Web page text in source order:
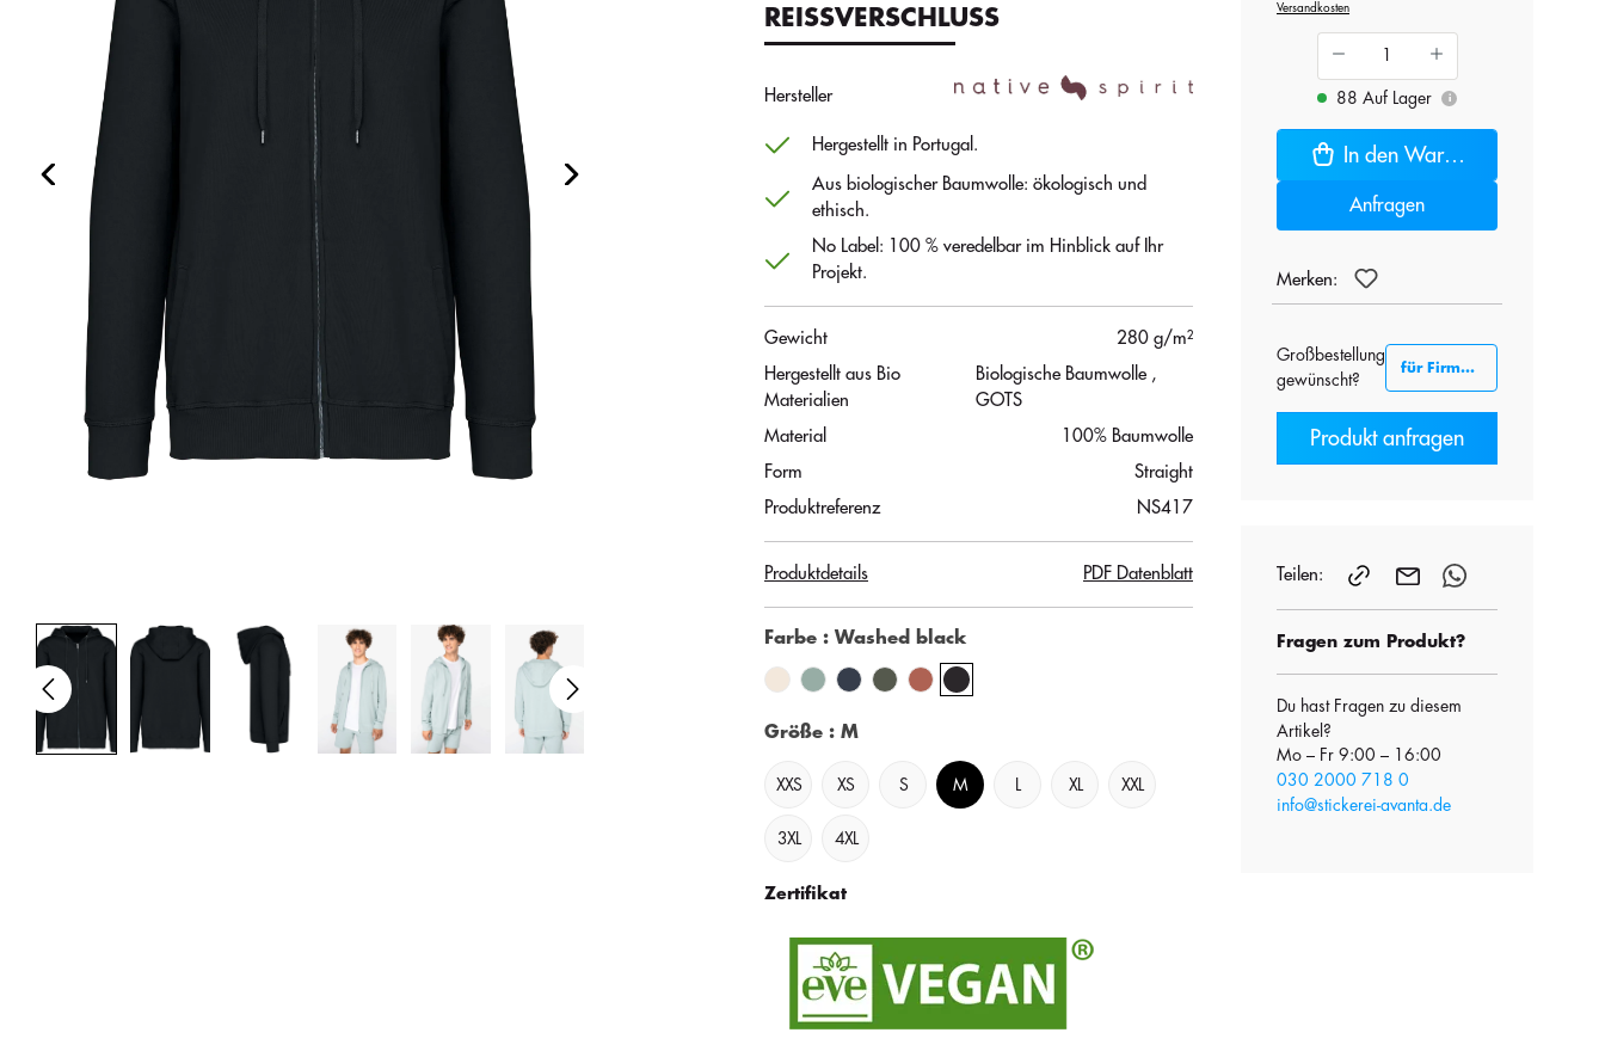
REISSVERSCHLUSS
Hersteller
Hergestellt in Portugal.
Aus biologischer Baumwolle: ökologisch und
ethisch.
No Label: 100 % veredelbar im Hinblick auf Ihr
Projekt.
Gewicht
280 g/m²
Hergestellt aus Bio
Materialien
Biologische Baumwolle ,
GOTS
Material
100% Baumwolle
Form
Straight
Produktreferenz
NS417
Produktdetails PDF Datenblatt
Farbe : Washed black
Größe : M
XXS XS S M XL XXL
3XL 4XL
Zertifikat
Versandkosten
88 Auf Lager i
In den Warenkorb
Anfragen
Merken:
Großbestellung
gewünscht?
für Firmenkunden B2B
Produkt anfragen
Teilen:
Fragen zum Produkt?
Du hast Fragen zu diesem
Artikel?
Mo – Fr 9:00 – 16:00
030 2000 718 0
info@stickerei-avanta.de